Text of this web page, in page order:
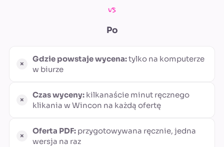
vs
Po
Gdzie powstaje wycena:tylko na komputerze
w biurze
Czas wyceny: kilkanaście minut ręcznego
klikania w Wincon na każdą ofertę
Oferta PDF: przygotowywana ręcznie, jedna
wersja na raz